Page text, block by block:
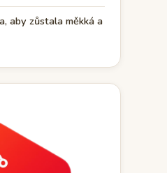
aby zůstala měkká a